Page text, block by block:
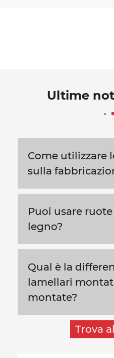
Ultime
Come utilizzare
sulla
Puoi usare
legno?
Qual è la
lamellari
montate?
Trova